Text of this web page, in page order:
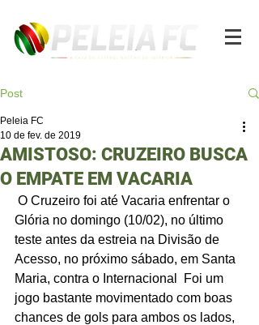
Post
AMISTOSO: CRUZEIRO BUSCA
O EMPATE EM VACARIA
Peleia FC
10 de fev. de 2019
O Cruzeiro foi até Vacaria enfrentar o
Glória no domingo (10/02), no último
teste antes da estreia na Divisão de
Acesso, no próximo sábado, em Santa
Maria, contra o Internacional  Foi um
jogo bastante movimentado com boas
chances de gols para ambos os lados,